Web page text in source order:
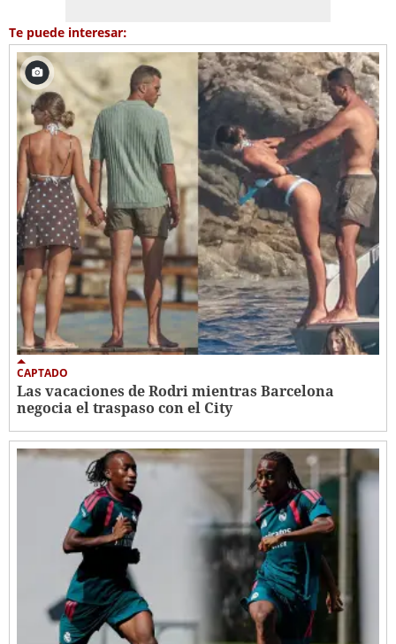
Te puede interesar:
CAPTADO
Las vacaciones de Rodri mientras Barcelona
negocia el traspaso con el City